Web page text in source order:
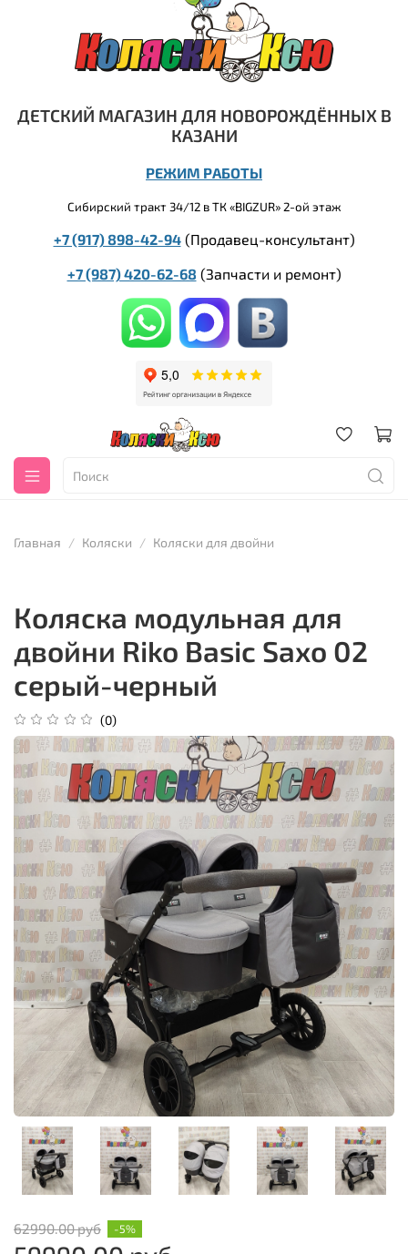
ДЕТСКИЙ МАГАЗИН ДЛЯ НОВОРОЖДЁННЫХ В
КАЗАНИ
РЕЖИМ РАБОТЫ
Сибирский тракт 34/12 в ТК «BIGZUR» 2-ой этаж
+7 (917) 898-42-94(Продавец-консультант)
+7 (987) 420-62-68 (Запчасти и ремонт)
Главная Коляски Коляски для двойни
Коляска модульная для
двойни Riko Basic Saxo 02
серый-черный
(0)
62990.00 руб -5%